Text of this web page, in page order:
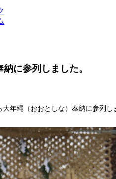
に参列しました。
年縄（おおとしな）奉納に参列し